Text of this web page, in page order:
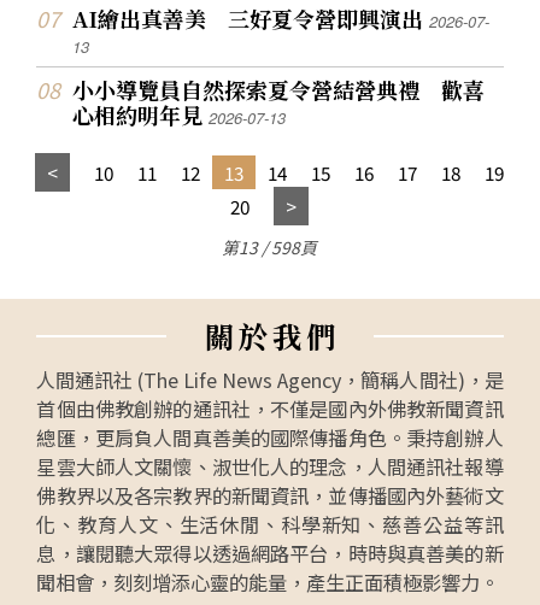
AI繪出真善美 三好夏令營即興演出2026-07-
13
小小導覽員自然探索夏令營結營典禮 歡喜
心相約明年見2026-07-13
10 11 12 13 14 15 16 17 18
19
20
第13 / 598頁
關於我們
人間通訊社 (The Life News Agency，簡稱人間社)，是
首個由佛教創辦的通訊社，不僅是國內外佛教新聞資訊
總匯，更肩負人間真善美的國際傳播角色。秉持創辦人
星雲大師人文關懷、淑世化人的理念，人間通訊社報導
佛教界以及各宗教界的新聞資訊，並傳播國內外藝術文
化、教育人文、生活休閒、科學新知、慈善公益等訊
息，讓閱聽大眾得以透過網路平台，時時與真善美的新
聞相會，刻刻增添心靈的能量，產生正面積極影響力。